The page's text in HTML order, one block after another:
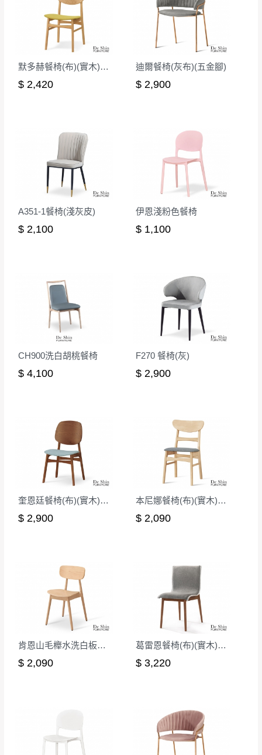
默多赫餐椅(布)(實木)(MI-469)
$ 2,420
迪爾餐椅(灰布)(五金腳)
$ 2,900
A351-1餐椅(淺灰皮)
$ 2,100
伊恩淺粉色餐椅
$ 1,100
CH900洗白胡桃餐椅
$ 4,100
F270 餐椅(灰)
$ 2,900
奎恩廷餐椅(布)(實木)(MI-899)
$ 2,900
本尼娜餐椅(布)(實木)(洗白色)(MI-757-1)
$ 2,090
肯恩山毛櫸水洗白板面餐椅(2287)
$ 2,090
葛雷恩餐椅(布)(實木)(MI-964)
$ 3,220